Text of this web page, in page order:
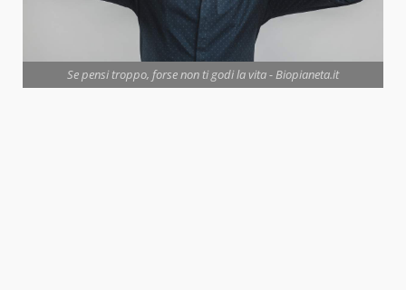
Se pensi troppo, forse non ti godi la vita - Biopianeta.it